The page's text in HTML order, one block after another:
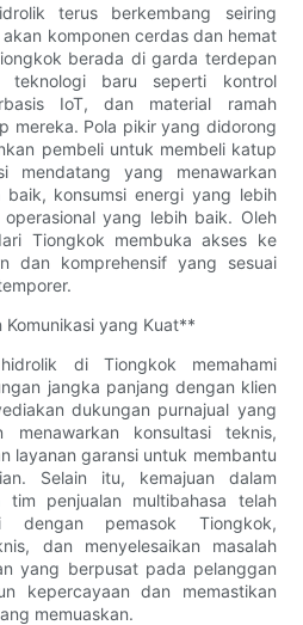
terus berkembang seiring
komponen cerdas dan hemat
berada di garda terdepan
teknologi baru seperti kontrol
IoT, dan material ramah
mereka. Pola pikir yang didorong
pembeli untuk membeli katup
mendatang yang menawarkan
konsumsi energi yang lebih
yang lebih baik. Oleh
Tiongkok membuka akses ke
dan komprehensif yang sesuai
yang Kuat**
di Tiongkok memahami
jangka panjang dengan klien
dukungan purnajual yang
menawarkan konsultasi teknis,
layanan garansi untuk membantu
Selain itu, kemajuan dalam
penjualan multibahasa telah
dengan pemasok Tiongkok,
dan menyelesaikan masalah
yang berpusat pada pelanggan
kepercayaan dan memastikan
memuaskan.